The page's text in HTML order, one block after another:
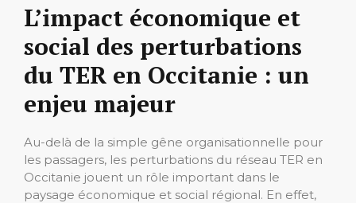
L’impact économique et
social des perturbations
du TER en Occitanie : un
enjeu majeur
Au-delà de la simple gêne organisationnelle pour
les passagers, les perturbations du réseau TER en
Occitanie jouent un rôle important dans le
paysage économique et social régional. En effet,